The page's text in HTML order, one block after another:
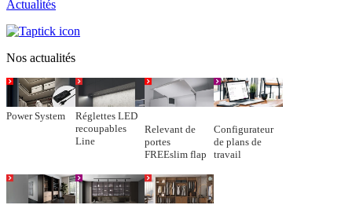
Actualités
Nos actualités
Power System
Réglettes LED
recoupables
Line
Relevant de
portes
FREEslim flap
Configurateur
de plans de
travail